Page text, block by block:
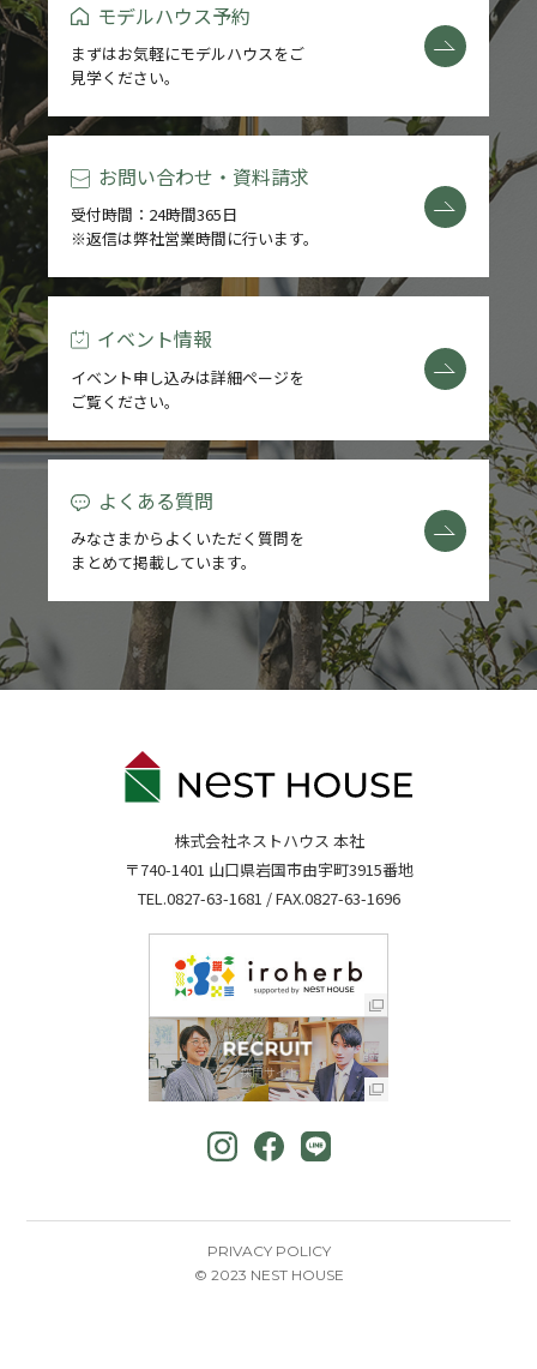
モデルハウス予約
まずはお気軽にモデルハウスをご
見学ください。
お問い合わせ・資料請求
受付時間：24時間365日
※返信は弊社営業時間に行います。
イベント情報
イベント申し込みは詳細ページを
ご覧ください。
よくある質問
みなさまからよくいただく質問を
まとめて掲載しています。
株式会社ネストハウス 本社
〒740-1401 山口県岩国市由宇町3915番地
TEL.0827-63-1681 / FAX.0827-63-1696
PRIVACY POLICY
© 2023 NEST HOUSE